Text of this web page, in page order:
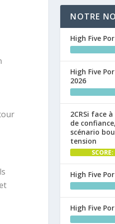
NOTRE
High Five
High Five
2026
2CRSi face
de
scénario
tension
High Five
High Five